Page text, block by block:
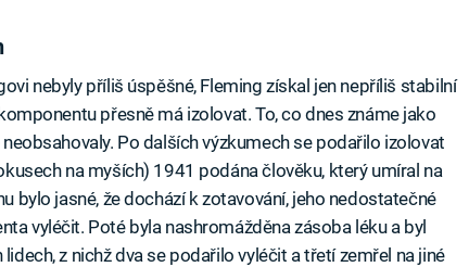
nebyly příliš úspěšné, Fleming získal jen nepříliš stabilní
přesně má izolovat. To, co dnes známe jako
Po dalších výzkumech se podařilo izolovat
na myších) 1941 podána člověku, který umíral na
bylo jasné, že dochází k zotavování, jeho nedostatečné
vyléčit. Poté byla nashromážděna zásoba léku a byl
z nichž dva se podařilo vyléčit a třetí zemřel na jiné